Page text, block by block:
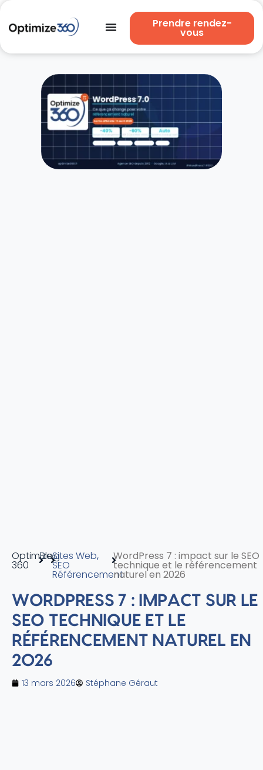
Prendre rendez-
vous
Optimize
360
BlogSites Web,
SEO
Référencement
WordPress 7 : impact sur le SEO
technique et le référencement
naturel en 2026
WORDPRESS 7 : IMPACT SUR LE
SEO TECHNIQUE ET LE
RÉFÉRENCEMENT NATUREL EN
2026
13 mars 2026 Stéphane Géraut